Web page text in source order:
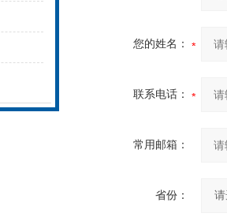
您的姓名：
联系电话：
常用邮箱：
省份：